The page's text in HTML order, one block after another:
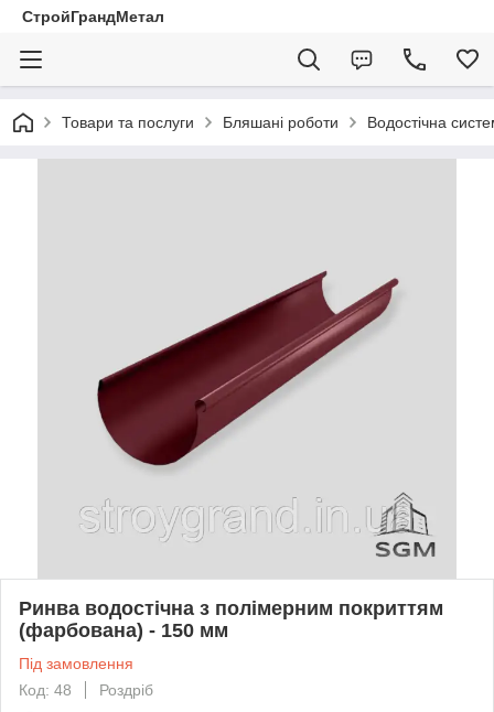
СтройГрандМетал
Товари та послуги Бляшані роботи Водостічна
Ринва водостічна з полімерним покриттям
(фарбована) - 150 мм
Під замовлення
Код: 48
Роздріб